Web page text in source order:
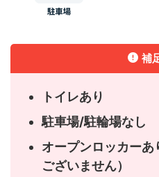
補
トイレあり
駐車場/駐輪場なし
オープンロッカー
ございません）